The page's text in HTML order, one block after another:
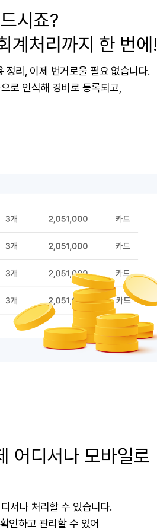
시죠?
계처리까지 한 번에!
정리, 이제 번거로울 필요 없습니다.
로 인식해 경비로 등록되고,
어디서나 모바일로
서나 처리할 수 있습니다.
인하고 관리할 수 있어